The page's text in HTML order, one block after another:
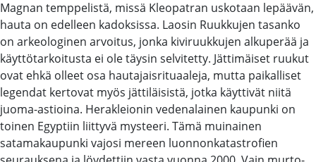
Magnan temppelistä, missä Kleopatran uskotaan lepäävän,
hauta on edelleen kadoksissa. Laosin Ruukkujen tasanko
on arkeologinen arvoitus, jonka kiviruukkujen alkuperää ja
käyttötarkoitusta ei ole täysin selvitetty. Jättimäiset ruukut
ovat ehkä olleet osa hautajaisrituaaleja, mutta paikalliset
legendat kertovat myös jättiläisistä, jotka käyttivät niitä
juoma-astioina. Herakleionin vedenalainen kaupunki on
toinen Egyptiin liittyvä mysteeri. Tämä muinainen
satamakaupunki vajosi mereen luonnonkatastrofien